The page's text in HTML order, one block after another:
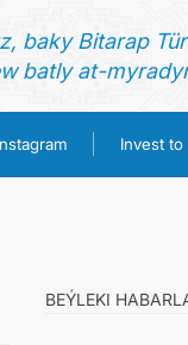
baky Bitarap
batly at-
Invest
BEÝLEKI